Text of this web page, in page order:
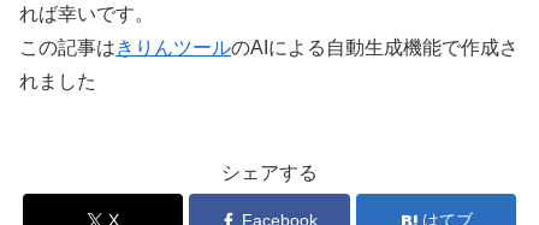
れば幸いです。
この記事はきりんツールのAIによる自動生成機能で作成さ
れました
シェアする
X Facebook はてブ